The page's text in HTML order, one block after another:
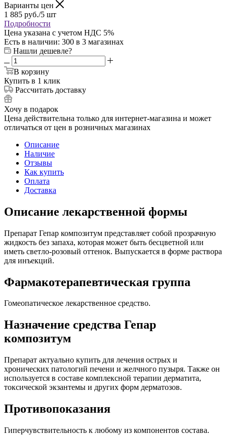
Варианты цен
1 885 руб./5 шт
Подробности
Цена указана с учетом НДС 5%
Есть в наличии: 300 в 3 магазинах
Нашли дешевле?
В корзину
Купить в 1 клик
Рассчитать доставку
Хочу в подарок
Цена действительна только для интернет-магазина и может
отличаться от цен в розничных магазинах
Описание
Наличие
Отзывы
Как купить
Оплата
Доставка
Описание лекарственной формы
Препарат Гепар композитум представляет собой прозрачную
жидкость без запаха, которая может быть бесцветной или
иметь светло-розовый оттенок. Выпускается в форме раствора
для инъекций.
Фармакотерапевтическая группа
Гомеопатическое лекарственное средство.
Назначение средства Гепар
композитум
Препарат актуально купить для лечения острых и
хронических патологий печени и желчного пузыря. Также он
используется в составе комплексной терапии дерматита,
токсической экзантемы и других форм дерматозов.
Противопоказания
Гиперчувствительность к любому из компонентов состава.